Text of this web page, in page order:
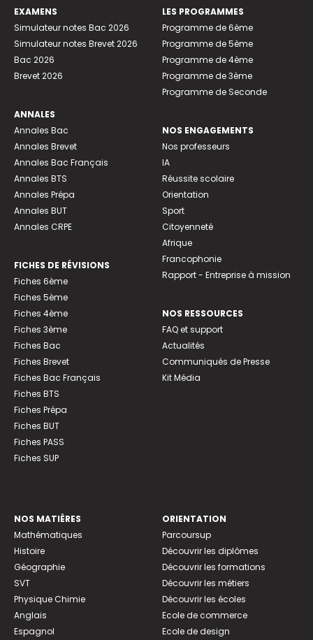
EXAMENS
Simulateur notes Bac 2026
Simulateur notes Brevet 2026
Bac 2026
Brevet 2026
ANNALES
Annales Bac
Annales Brevet
Annales Bac Français
Annales BTS
Annales Prépa
Annales BUT
Annales CRPE
FICHES DE RÉVISIONS
Fiches 6ème
Fiches 5ème
Fiches 4ème
Fiches 3ème
Fiches Bac
Fiches Brevet
Fiches Bac Français
Fiches BTS
Fiches Prépa
Fiches BUT
Fiches PASS
Fiches SUP
LES PROGRAMMES
Programme de 6ème
Programme de 5ème
Programme de 4ème
Programme de 3ème
Programme de Seconde
NOS ENGAGEMENTS
Nos professeurs
IA
Réussite scolaire
Orientation
Sport
Citoyenneté
Afrique
Francophonie
Rapport - Entreprise à mission
NOS RESSOURCES
FAQ et support
Actualités
Communiqués de Presse
Kit Média
NOS MATIÈRES
Mathématiques
Histoire
Géographie
SVT
Physique Chimie
Anglais
Espagnol
ORIENTATION
Parcoursup
Découvrir les diplômes
Découvrir les formations
Découvrir les métiers
Découvrir les écoles
Ecole de commerce
Ecole de design